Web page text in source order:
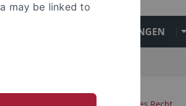
EINRICHTUNGEN
Lehrstühle Bürgerliches Recht
may be linked to